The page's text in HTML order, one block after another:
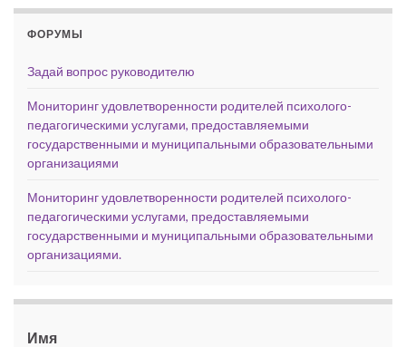
ФОРУМЫ
Задай вопрос руководителю
Мониторинг удовлетворенности родителей психолого-
педагогическими услугами, предоставляемыми
государственными и муниципальными образовательными
организациями
Мониторинг удовлетворенности родителей психолого-
педагогическими услугами, предоставляемыми
государственными и муниципальными образовательными
организациями.
Имя